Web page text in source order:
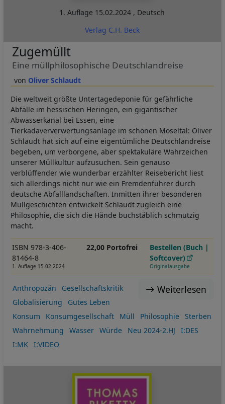
1. Auflage 15.02.2024 , Deutsch
Verlag C.H. Beck
Oliver Schlaudt
Zugemüllt
Eine müllphilosophische Deutschlandreise
Die weltweit größte Untertagedeponie für gefährliche
Abfälle im hessischen Heringen, ein gigantischer
Abwasserkanal bei Essen, eine
Tierkadaververwertungsanlage im schönen Moseltal: Oliver
Schlaudt hat sich auf eine eigentümliche Deutschlandreise
begeben, um verborgene, aber spektakuläre Wahrzeichen
unserer Müllkultur aufzusuchen. Sein genauso
verblüffender wie wunderbar erzählter Reisebericht liest
sich allerdings nicht nur wie ein Fremdenführer durch
deutsche Abfalllandschaften. Inmitten ihrer besonderen
Müllgeschichten entwickelt Schlaudt zugleich eine
Philosophie, die sich die Hände buchstäblich schmutzig
macht.
ISBN 978-3-406-
81464-8
1. Auflage 15.02.2024
22,00 Portofrei
Bestellen (Buch |
Softcover)
Originalausgabe
Weiterlesen
Anthropozän
Gesellschaftskritik
Globalisierung
Gutes Leben
Konsum
Konsumgesellschaft Müll Philosophie
Sterben
Wahrnehmung
Wasser Würde Neu 2024-2.HJ
I:DES
I:MK
I:VIDEO